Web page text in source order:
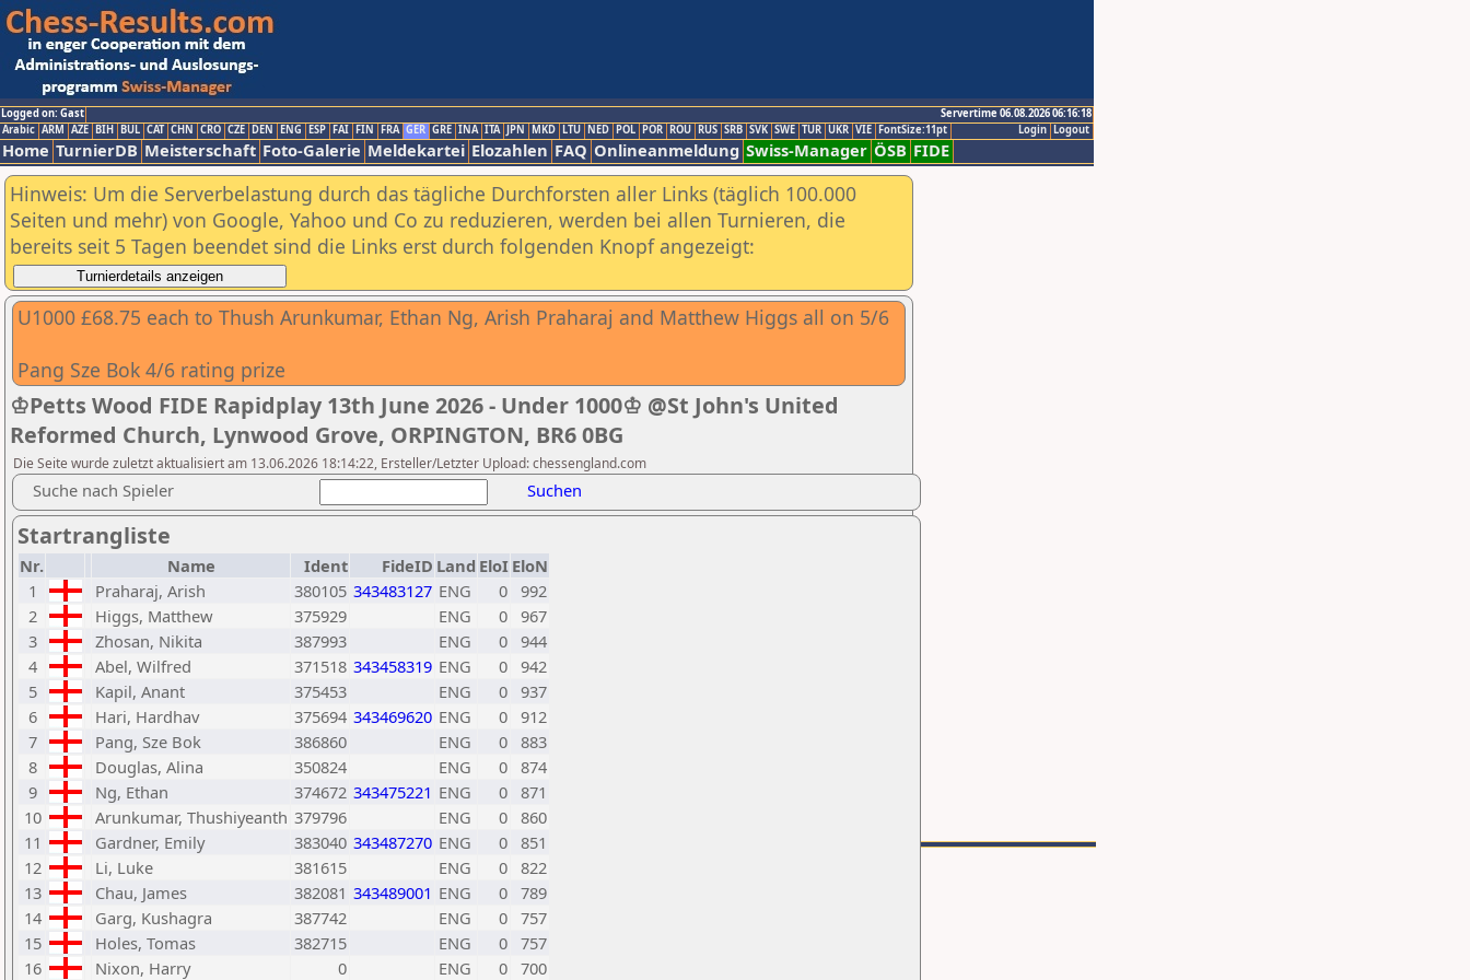
Logged on: Gast
Servertime 06.08.2026 06:16:18
Logout
Login
Arabic ARM AZE BIH BUL CAT CHN CRO CZE DEN ENG ESP FAI FIN FRA GER GRE INA ITA JPN MKD LTU NED POL POR ROU RUS SRB SVK SWE TUR UKR VIE FontSize:11pt
Home TurnierDB Meisterschaft Foto-Galerie Meldekartei Elozahlen FAQ Onlineanmeldung Swiss-Manager ÖSB FIDE
Hinweis: Um die Serverbelastung durch das tägliche Durchforsten aller Links (täglich 100.000
Seiten und mehr) von Google, Yahoo und Co zu reduzieren, werden bei allen Turnieren, die
bereits seit 5 Tagen beendet sind die Links erst durch folgenden Knopf angezeigt:
U1000 £68.75 each to Thush Arunkumar, Ethan Ng, Arish Praharaj and Matthew Higgs all on 5/6
Pang Sze Bok 4/6 rating prize
♔Petts Wood FIDE Rapidplay 13th June 2026 - Under 1000♔ @St John's United
Reformed Church, Lynwood Grove, ORPINGTON, BR6 0BG
Die Seite wurde zuletzt aktualisiert am 13.06.2026 18:14:22, Ersteller/Letzter Upload: chessengland.com
Suche nach Spieler Suchen
Startrangliste
Nr. Name Ident FideID Land EloI EloN
1
Praharaj, Arish 380105 343483127 ENG 0 992
2
Higgs, Matthew 375929 ENG 0 967
3
Zhosan, Nikita 387993 ENG 0 944
4
Abel, Wilfred 371518 343458319 ENG 0 942
5
Kapil, Anant 375453 ENG 0 937
6
Hari, Hardhav 375694 343469620 ENG 0 912
7
Pang, Sze Bok 386860 ENG 0 883
8
Douglas, Alina 350824 ENG 0 874
9
Ng, Ethan 374672 343475221 ENG 0 871
10
Arunkumar, Thushiyeanth 379796 ENG 0 860
11
Gardner, Emily 383040 343487270 ENG 0 851
12
Li, Luke 381615 ENG 0 822
13
Chau, James 382081 343489001 ENG 0 789
14
Garg, Kushagra 387742 ENG 0 757
15
Holes, Tomas 382715 ENG 0 757
16
Nixon, Harry 0 ENG 0 700